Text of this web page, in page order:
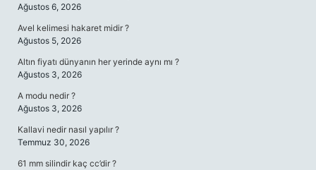
Ağustos 6, 2026
Avel kelimesi hakaret midir ?
Ağustos 5, 2026
Altın fiyatı dünyanın her yerinde aynı mı ?
Ağustos 3, 2026
A modu nedir ?
Ağustos 3, 2026
Kallavi nedir nasıl yapılır ?
Temmuz 30, 2026
61 mm silindir kaç cc’dir ?